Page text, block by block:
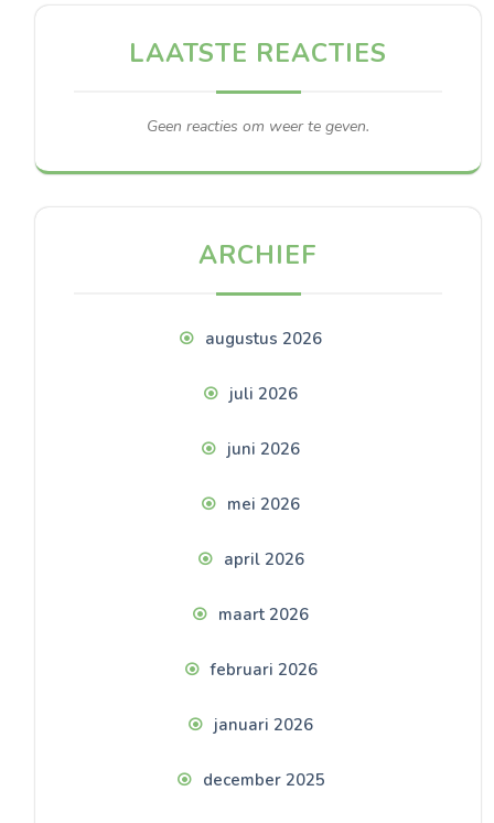
LAATSTE REACTIES
Geen reacties om weer te geven.
ARCHIEF
augustus 2026
juli 2026
juni 2026
mei 2026
april 2026
maart 2026
februari 2026
januari 2026
december 2025